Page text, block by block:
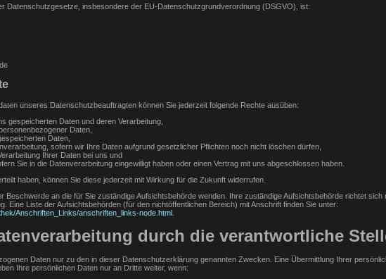
Datenschutzgesetze, insbesondere der EU-Datenschutzgrundverordnung (DSGVO), ist:
unseres Datenschutzbeauftragten können Sie jederzeit folgende Rechte ausüben:
gespeicherten Daten und deren Verarbeitung,
Daten,
Daten,
sofern wir Ihre Daten aufgrund gesetzlicher Pflichten noch nicht löschen dürfen,
Ihrer Daten bei uns und
Sie in die Datenverarbeitung eingewilligt haben oder einen Vertrag mit uns abgeschlossen haben.
haben, können Sie diese jederzeit mit Wirkung für die Zukunft widerrufen.
Beschwerde an die für Sie zuständige Aufsichtsbehörde wenden. Ihre zuständige Aufsichtsbehörde richtet
Eine Liste der Aufsichtsbehörden (für den nichtöffentlichen Bereich) mit Anschrift finden Sie unter:
Anschriften_Links/anschriften_links-node.html
durch die verantwortliche
Daten nur zu den in dieser Datenschutzerklärung genannten Zwecken. Eine Übermittlung Ihrer
Ihre persönlichen Daten nur an Dritte weiter, wenn: